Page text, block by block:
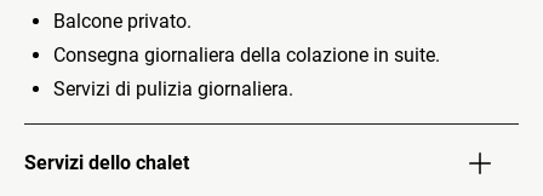
Balcone privato.
Consegna giornaliera della colazione in suite.
Servizi di pulizia giornaliera.
Servizi dello chalet